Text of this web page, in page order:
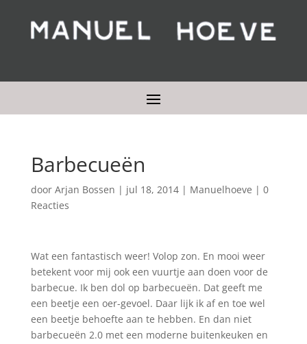
Barbecueën
door Arjan Bossen | jul 18, 2014| Manuelhoeve | 0
Reacties
Wat een fantastisch weer! Volop zon. En mooi weer
betekent voor mij ook een vuurtje aan doen voor de
barbecue. Ik ben dol op barbecueën. Dat geeft me
een beetje een oer-gevoel. Daar lijk ik af en toe wel
een beetje behoefte aan te hebben. En dan niet
barbecueën 2.0 met een moderne buitenkeuken en